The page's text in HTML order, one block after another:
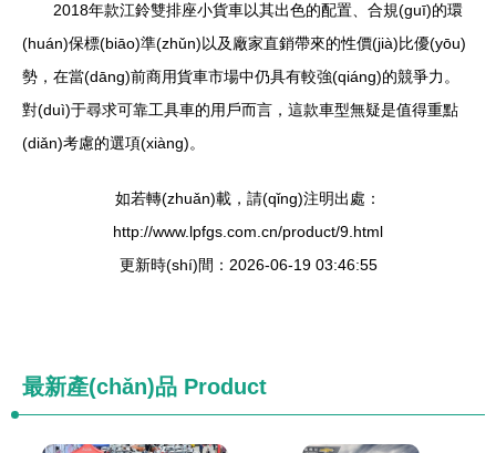
2018年款江鈴雙排座小貨車以其出色的配置、合規(guī)的環
(huán)保標(biāo)準(zhǔn)以及廠家直銷帶來的性價(jià)比優(yōu)
勢，在當(dāng)前商用貨車市場中仍具有較強(qiáng)的競爭力。
對(duì)于尋求可靠工具車的用戶而言，這款車型無疑是值得重點
(diǎn)考慮的選項(xiàng)。
如若轉(zhuǎn)載，請(qǐng)注明出處：
http://www.lpfgs.com.cn/product/9.html
更新時(shí)間：2026-06-19 03:46:55
最新產(chǎn)品 Product